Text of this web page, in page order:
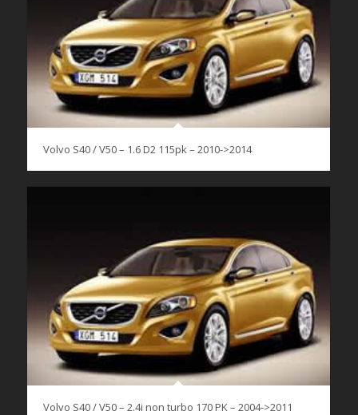
Volvo S40 / V50 – 1.6 D2 115pk – 2010->2014
Volvo S40 / V50 – 2.4i non turbo 170 PK – 2004->2011